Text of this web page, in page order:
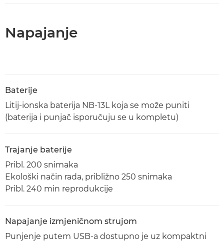
Napajanje
Baterije
Litij-ionska baterija NB-13L koja se može puniti
(baterija i punjač isporučuju se u kompletu)
Trajanje baterije
Pribl. 200 snimaka
Ekološki način rada, približno 250 snimaka
Pribl. 240 min reprodukcije
Napajanje izmjeničnom strujom
Punjenje putem USB-a dostupno je uz kompaktni